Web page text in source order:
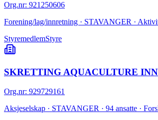
Org.nr: 921250606
Forening/lag/innretning · STAVANGER ·
StyremedlemStyre
SKRETTING AQUACULTURE
Org.nr: 929729161
Aksjeselskap · STAVANGER · 94 ansatte ·